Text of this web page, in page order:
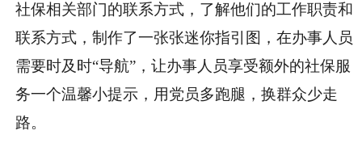
社保相关部门的联系方式，了解他们的工作职责和
联系方式，制作了一张张迷你指引图，在办事人员
需要时及时“导航”，让办事人员享受额外的社保服
务一个温馨小提示，用党员多跑腿，换群众少走
路。